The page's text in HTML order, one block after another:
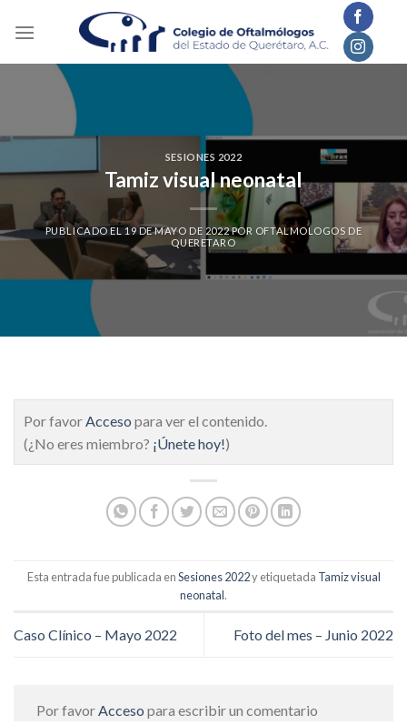
SESIONES 2022
Tamiz visual neonatal
PUBLICADO EL 19 DE MAYO DE 2022POR OFTALMOLOGOS DE
QUERETARO
Por favorAcceso para ver el contenido.
(¿No eres miembro? ¡Únete hoy!)
Esta entrada fue publicada enSesiones 2022y etiquetada Tamiz visual
neonatal.
Caso Clínico – Mayo 2022 Foto del mes – Junio 2022
Por favor Acceso para escribir un comentario